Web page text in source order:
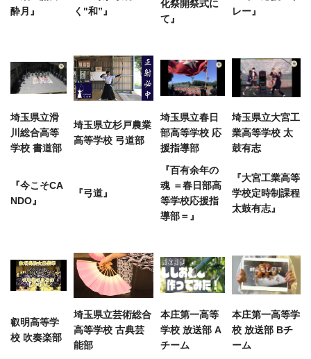
酔月』
く"和”』
化祭開祭式に
て』
レー』
埼玉県立滑
川総合高等
学校 書道部
埼玉県立杉戸農業
高等学校 弓道部
埼玉県立春日
部高等学校 応
援指導部
埼玉県立大宮工
業高等学校 太
鼓有志
『今こそCA
NDO』
『弓道』
『百有余年の
魂 ＝春日部高
等学校応援指
導部＝』
『大宮工業高等
学校定時制課程
太鼓有志』
叡明高等学
校 吹奏楽部
埼玉県立芸術総合
高等学校 古典芸
能部
本庄第一高等
学校 放送部 A
チーム
本庄第一高等学
校 放送部 Bチ
ーム